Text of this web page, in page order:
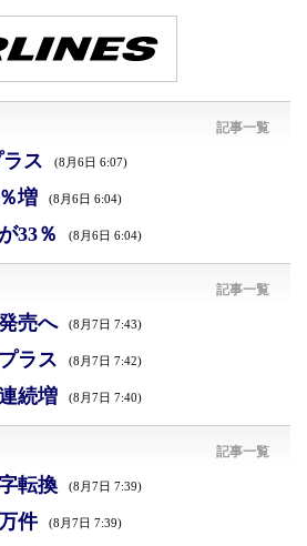
記事一覧
ス (8月6日 6:07)
増 (8月6日 6:04)
33％ (8月6日 6:04)
記事一覧
売へ (8月7日 7:43)
ラス (8月7日 7:42)
続増 (8月7日 7:40)
記事一覧
転換 (8月7日 7:39)
件 (8月7日 7:39)